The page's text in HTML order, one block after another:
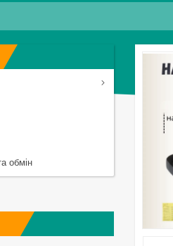
обмін